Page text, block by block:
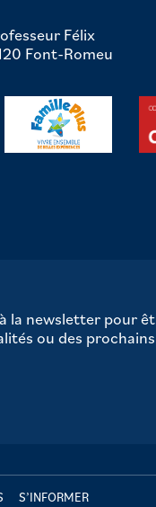
Félix
Font-Romeu
la newsletter pour
ou des
S’INFORMER